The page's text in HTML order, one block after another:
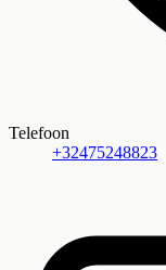
Telefoon
+32475248823